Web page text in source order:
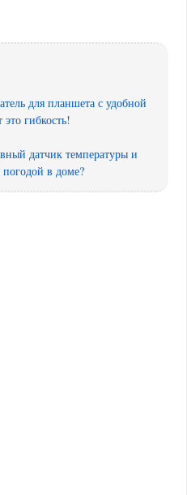
для планшета с удобной
гибкость!
датчик температуры и
в доме?